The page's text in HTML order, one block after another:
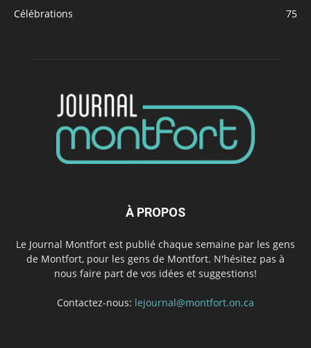
Célébrations
75
À PROPOS
Le Journal Montfort est publié chaque semaine par les gens
de Montfort, pour les gens de Montfort. N'hésitez pas à
nous faire part de vos idées et suggestions!
Contactez-nous: lejournal@montfort.on.ca